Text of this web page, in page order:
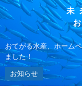
未
おてがる水産、ホーム
ました！
お知らせ